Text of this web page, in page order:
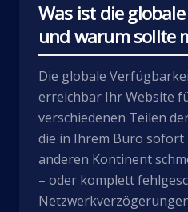
Was ist die
und warum sollte
Die globale
erreichbar Ihr Website
verschiedenen Teilen
die in Ihrem Büro sofort
anderen Kontinent
– oder komplett